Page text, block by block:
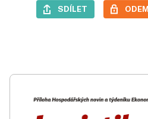
SDÍLET